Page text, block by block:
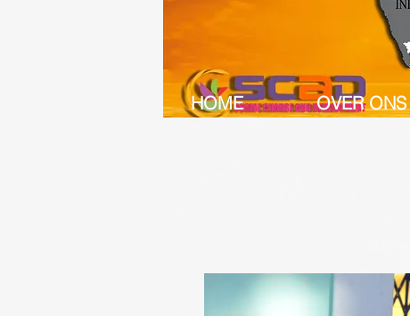
HOME OVER ONS